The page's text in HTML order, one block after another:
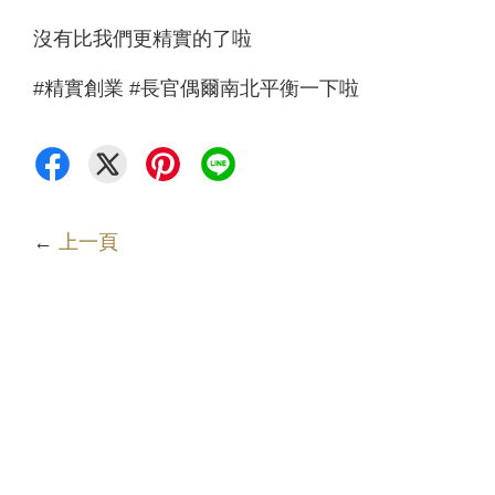
沒有比我們更精實的了啦
#精實創業 #長官偶爾南北平衡一下啦
← 上一頁